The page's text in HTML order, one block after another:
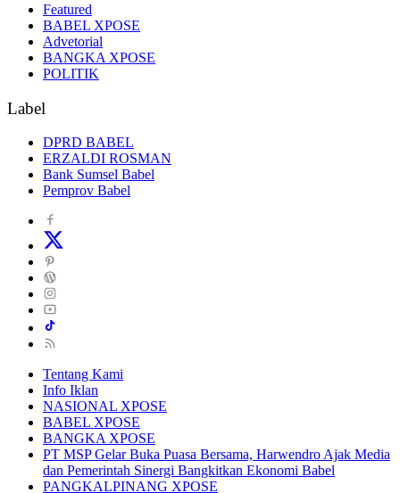
Featured
BABEL XPOSE
Advetorial
BANGKA XPOSE
POLITIK
Label
DPRD BABEL
ERZALDI ROSMAN
Bank Sumsel Babel
Pemprov Babel
Tentang Kami
Info Iklan
NASIONAL XPOSE
BABEL XPOSE
BANGKA XPOSE
PT MSP Gelar Buka Puasa Bersama, Harwendro Ajak Media
dan Pemerintah Sinergi Bangkitkan Ekonomi Babel
PANGKALPINANG XPOSE